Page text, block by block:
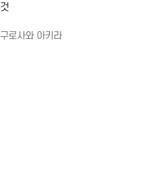
것
구로사와 아키라